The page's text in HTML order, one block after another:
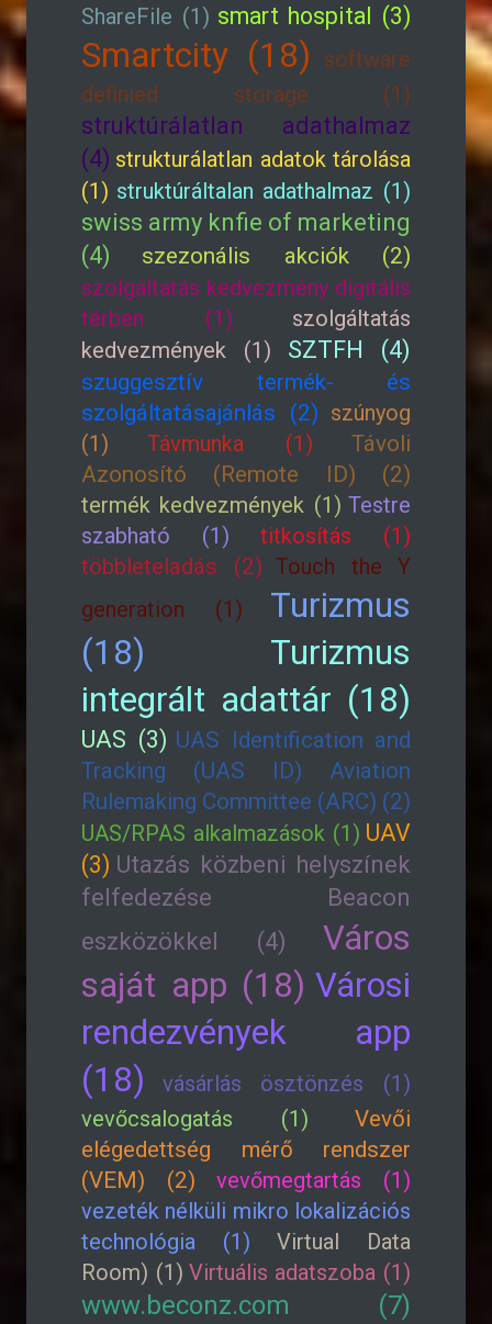
ShareFile (1) smart hospital (3)
Smartcity (18)
software
definied storage (1)
struktúrálatlan adathalmaz
(4) strukturálatlan adatok tárolása
(1) struktúráltalan adathalmaz (1)
swiss army knfie of marketing
(4)
szezonális akciók (2)
szolgáltatás kedvezmény digitális
térben (1)
szolgáltatás
kedvezmények (1)
SZTFH (4)
szuggesztív termék- és
szolgáltatásajánlás (2) szúnyog
(1)
Távmunka (1)
Távoli
Azonosító (Remote ID) (2)
termék kedvezmények (1) Testre
szabható (1)
titkosítás (1)
többleteladás (2) Touch the Y
generation (1)
Turizmus
(18)
Turizmus
integrált adattár (18)
UAS (3) UAS Identification and
Tracking (UAS ID) Aviation
Rulemaking Committee (ARC) (2)
UAS/RPAS alkalmazások (1) UAV
(3) Utazás közbeni helyszínek
felfedezése Beacon
eszközökkel (4)
Város
saját app (18) Városi
rendezvények app
(18)
vásárlás ösztönzés (1)
vevőcsalogatás (1)
Vevői
elégedettség mérő rendszer
(VEM) (2)
vevőmegtartás (1)
vezeték nélküli mikro lokalizációs
technológia (1)
Virtual Data
Room) (1) Virtuális adatszoba (1)
www.beconz.com (7)